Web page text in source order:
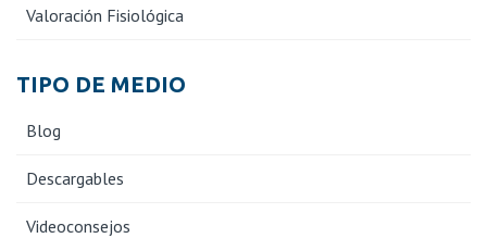
Valoración Fisiológica
TIPO DE MEDIO
Blog
Descargables
Videoconsejos